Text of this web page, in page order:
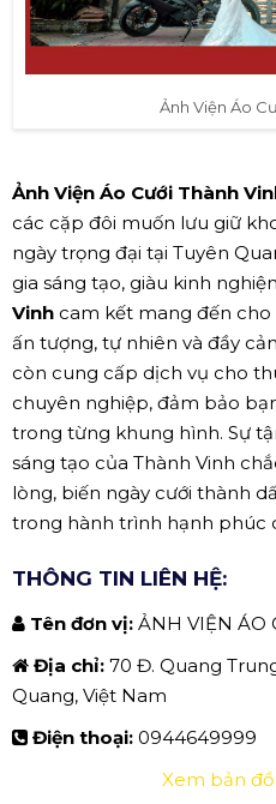
Ảnh Viện Áo
Ảnh Viện Áo Cưới Thành
các cặp đôi muốn lưu giữ
ngày trọng đại tại Tuyên
gia sáng tạo, giàu kinh
Vinh cam kết mang đến
ấn tượng, tự nhiên và đầy
còn cung cấp dịch vụ cho
chuyên nghiệp, đảm bảo
trong từng khung hình. Sự
sáng tạo của Thành Vinh
lòng, biến ngày cưới thành
trong hành trình hạnh phúc
THÔNG TIN LIÊN HỆ:
Tên đơn vị: ẢNH VIỆN ÁO
Địa chỉ: 70 Đ. Quang
Quang, Việt Nam
Điện thoại: 0944649999
Xem bản đồ